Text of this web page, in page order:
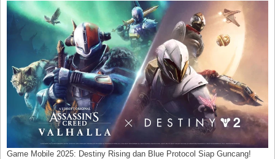
Game Mobile 2025: Destiny Rising dan Blue Protocol Siap Guncang!